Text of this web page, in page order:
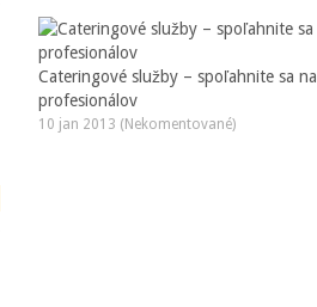
Cateringové služby – spoľahnite sa na
profesionálov
10 jan 2013 (Nekomentované)